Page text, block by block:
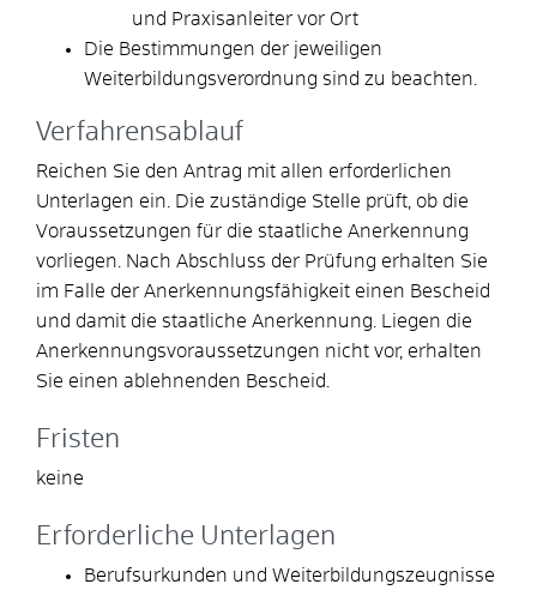
und Praxisanleiter vor Ort
Die Bestimmungen der jeweiligen
Weiterbildungsverordnung sind zu beachten.
Verfahrensablauf
Reichen Sie den Antrag mit allen erforderlichen
Unterlagen ein. Die zuständige Stelle prüft, ob die
Voraussetzungen für die staatliche Anerkennung
vorliegen. Nach Abschluss der Prüfung erhalten Sie
im Falle der Anerkennungsfähigkeit einen Bescheid
und damit die staatliche Anerkennung. Liegen die
Anerkennungsvoraussetzungen nicht vor, erhalten
Sie einen ablehnenden Bescheid.
Fristen
keine
Erforderliche Unterlagen
Berufsurkunden und Weiterbildungszeugnisse